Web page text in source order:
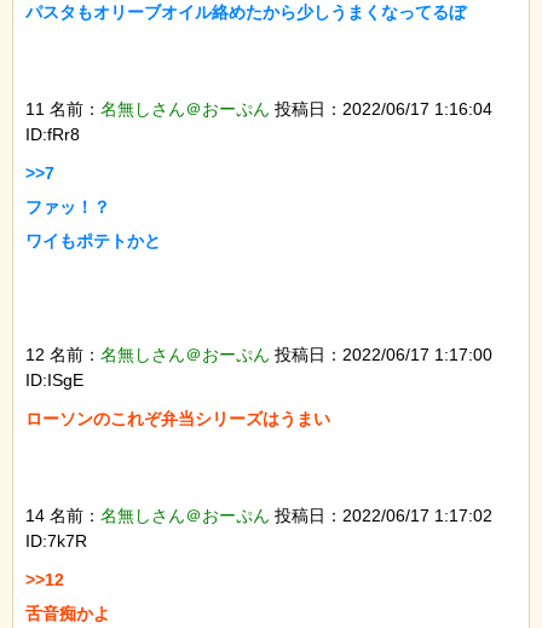
パスタもオリーブオイル絡めたから少しうまくなってるぼ
11 名前： 名無しさん＠おーぷん 投稿日：2022/06/17 1:16:04
ID:fRr8
>>7
ファッ！？
ワイもポテトかと
12 名前： 名無しさん＠おーぷん 投稿日：2022/06/17 1:17:00
ID:ISgE
ローソンのこれぞ弁当シリーズはうまい
14 名前： 名無しさん＠おーぷん 投稿日：2022/06/17 1:17:02
ID:7k7R
>>12
舌音痴かよ